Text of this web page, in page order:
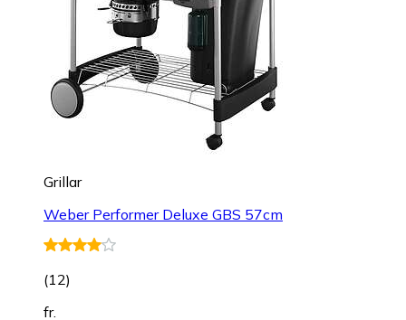
Grillar
Weber Performer Deluxe GBS 57cm
(12)
fr.